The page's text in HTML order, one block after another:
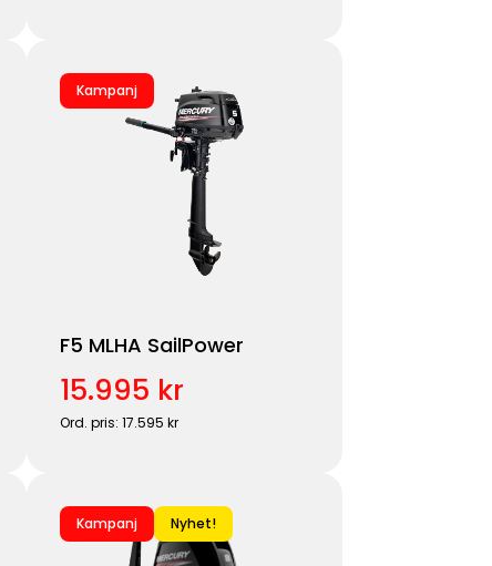
Kampanj
F5 MLHA SailPower
15.995 kr
Ord. pris: 17.595 kr
Kampanj Nyhet!